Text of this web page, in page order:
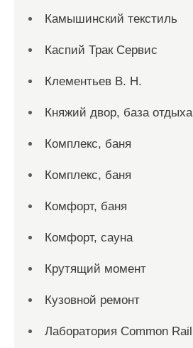
Камышинский текстиль
Каспий Трак Сервис
Клементьев В. Н.
Княжий двор, база отдыха
Комплекс, баня
Комплекс, баня
Комфорт, баня
Комфорт, сауна
Крутящий момент
Кузовной ремонт
Лаборатория Common Rail